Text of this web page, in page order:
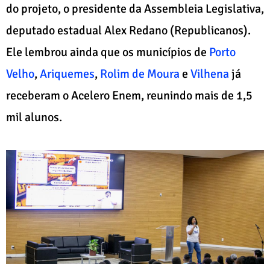
do projeto, o presidente da Assembleia Legislativa,
deputado estadual Alex Redano (Republicanos).
Ele lembrou ainda que os municípios de Porto
Velho,Ariquemes, Rolim de Moura e Vilhena já
receberam o Acelero Enem, reunindo mais de 1,5
mil alunos.